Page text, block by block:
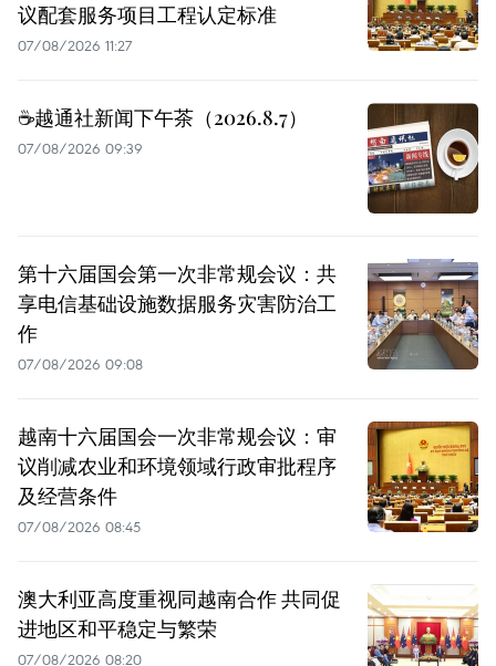
议配套服务项目工程认定标准
07/08/2026 11:27
☕️越通社新闻下午茶（2026.8.7）
07/08/2026 09:39
第十六届国会第一次非常规会议：共
享电信基础设施数据服务灾害防治工
作
07/08/2026 09:08
越南十六届国会一次非常规会议：审
议削减农业和环境领域行政审批程序
及经营条件
07/08/2026 08:45
澳大利亚高度重视同越南合作 共同促
进地区和平稳定与繁荣
07/08/2026 08:20